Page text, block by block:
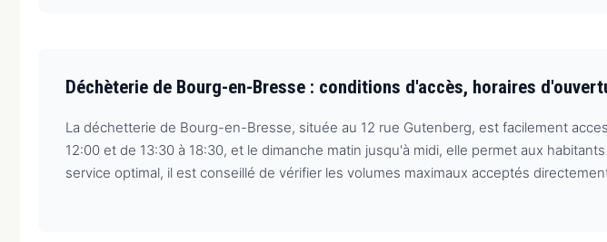
Déchèterie de Bourg-en-Bresse : conditions d'accès, horaires
La déchetterie de Bourg-en-Bresse, située au 12 rue Gutenberg, est facilement
12:00 et de 13:30 à 18:30, et le dimanche matin jusqu'à midi, elle permet aux
service optimal, il est conseillé de vérifier les volumes maximaux acceptés